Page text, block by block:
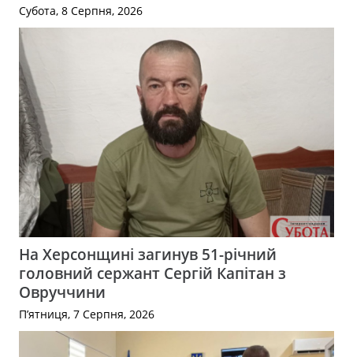
Субота, 8 Серпня, 2026
На Херсонщині загинув 51-річний
головний сержант Сергій Капітан з
Овруччини
П’ятниця, 7 Серпня, 2026